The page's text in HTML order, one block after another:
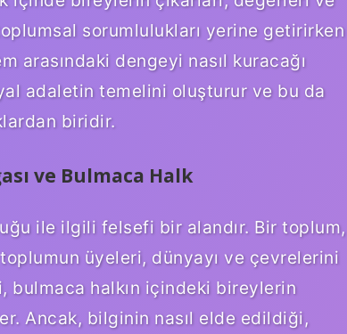
sorumlulukları yerine getirirken
dengeyi nasıl kuracağı
adaletin temelini oluşturur ve bu da
biridir.
ve Bulmaca Halk
ile ilgili felsefi bir alandır. Bir toplum,
üyeleri, dünyayı ve çevrelerini
bulmaca halkın içindeki bireylerin
Ancak, bilginin nasıl elde edildiği,